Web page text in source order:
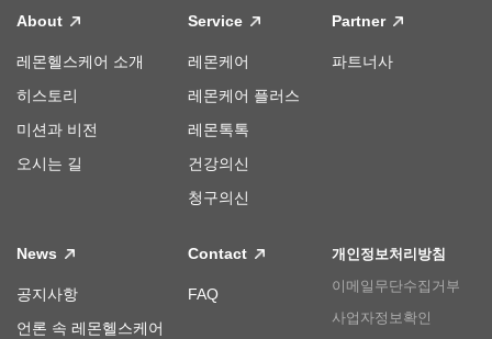
About
레몬헬스케어 소개
히스토리
미션과 비전
오시는 길
Service
레몬케어
레몬케어 플러스
레몬톡톡
건강의신
청구의신
Partner
파트너사
News
공지사항
언론 속 레몬헬스케어
Contact
FAQ
개인정보처리방침
이메일무단수집거부
사업자정보확인